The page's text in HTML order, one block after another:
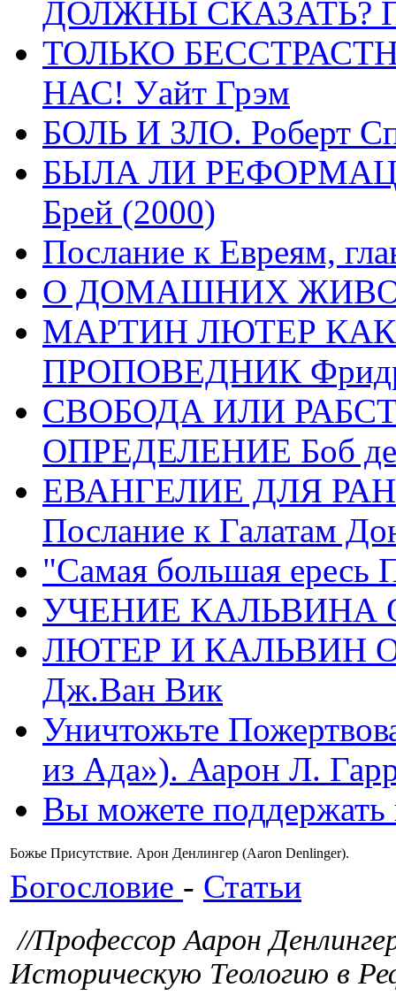
ДОЛЖНЫ СКАЗАТЬ?
ТОЛЬКО
НАС! Уайт Грэм
БОЛЬ И ЗЛО. Роберт
БЫЛА ЛИ
Брей (2000)
Послание к Евреям,
О ДОМАШНИХ
МАРТИН ЛЮТЕР
ПРОПОВЕДНИК
СВОБОДА ИЛИ
ОПРЕДЕЛЕНИЕ Боб де
ЕВАНГЕЛИЕ ДЛЯ
Послание к Галатам
"Самая большая ересь
УЧЕНИЕ КАЛЬВИНА
ЛЮТЕР И КАЛЬВИН
Дж.Ван Вик
Уничтожьте
из Ада»). Аарон Л.
Вы можете
Божье Присутствие. Арон Денлингер (Aaron Denlinger).
Богословие - Статьи
//Профессор Аарон
Историческую Теологию в